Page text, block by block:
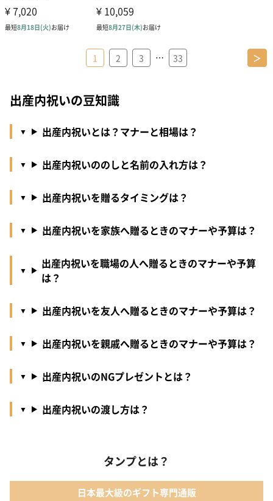
1 2 3 … 33 ＞
出産内祝いの豆知識
出産内祝いとは？マナーと相場は？
出産内祝いののしと名前の入れ方は？
出産内祝いを贈るタイミングは？
出産内祝いを家族へ贈るときのマナーや予算は？
出産内祝いを職場の人へ贈るときのマナーや予算
は？
出産内祝いを友人へ贈るときのマナーや予算は？
出産内祝いを親戚へ贈るときのマナーや予算は？
出産内祝いのNGプレゼントとは？
出産内祝いの渡し方は？
タンプとは？
日本最大級のギフト専門通販